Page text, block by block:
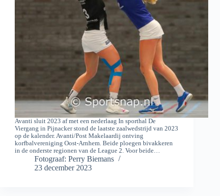
Avanti sluit 2023 af met een nederlaag In sporthal De
Viergang in Pijnacker stond de laatste zaalwedstrijd van 2023
op de kalender. Avanti/Post Makelaardij ontving
korfbalvereniging Oost-Arnhem. Beide ploegen bivakkeren
in de onderste regionen van de League 2. Voor beide…
Fotograaf: Perry Biemans
23 december 2023